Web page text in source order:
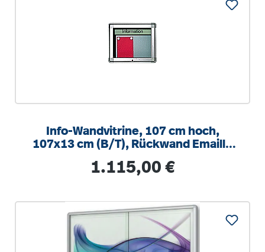
Info-Wandvitrine, 107 cm hoch,
107x13 cm (B/T), Rückwand Emaille
Regulärer Preis:
1.115,00 €